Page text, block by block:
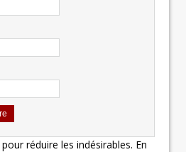
réduire les indésirables. En